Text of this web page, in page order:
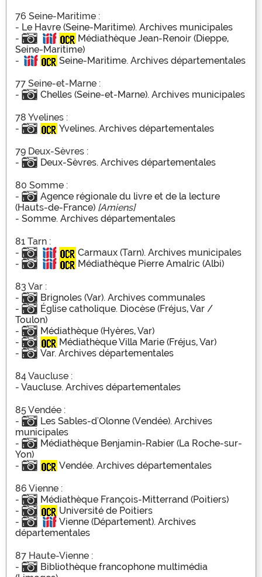
76 Seine-Maritime :
- Le Havre (Seine-Maritime). Archives municipales
-
Médiathèque Jean-Renoir (Dieppe,
Seine-Maritime)
-
Seine-Maritime. Archives départementales
77 Seine-et-Marne :
-
Chelles (Seine-et-Marne). Archives municipales
78 Yvelines :
-
Yvelines. Archives départementales
79 Deux-Sèvres :
-
Deux-Sèvres. Archives départementales
80 Somme :
-
Agence régionale du livre et de la lecture
(Hauts-de-France) [Amiens]
- Somme. Archives départementales
81 Tarn :
-
Carmaux (Tarn). Archives municipales
-
Médiathèque Pierre Amalric (Albi)
83 Var :
-
Brignoles (Var). Archives communales
-
Église catholique. Diocèse (Fréjus, Var /
Toulon)
-
Médiathèque (Hyères, Var)
-
Médiathèque Villa Marie (Fréjus, Var)
-
Var. Archives départementales
84 Vaucluse :
- Vaucluse. Archives départementales
85 Vendée :
-
Les Sables-d'Olonne (Vendée). Archives
municipales
-
Médiathèque Benjamin-Rabier (La Roche-sur-
Yon)
-
Vendée. Archives départementales
86 Vienne :
-
Médiathèque François-Mitterrand (Poitiers)
-
Université de Poitiers
-
Vienne (Département). Archives
départementales
87 Haute-Vienne :
-
Bibliothèque francophone multimédia